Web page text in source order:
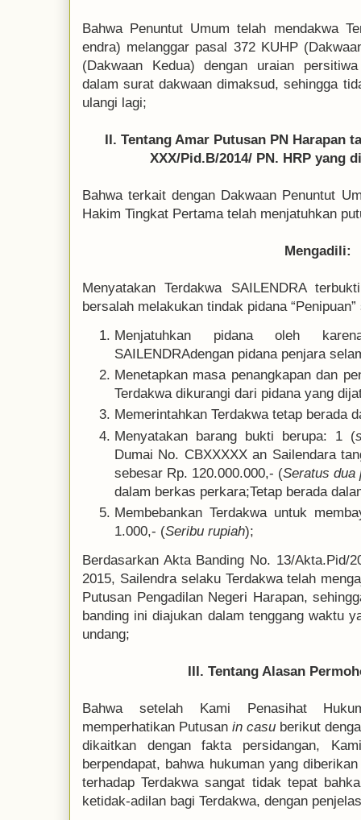
Bahwa Penuntut Umum telah mendakwa
endra) melanggar pasal 372 KUHP
(Dakwaan Kedua) dengan uraian
dalam surat dakwaan dimaksud, sehingga
ulangi lagi;
II. Tentang Amar Putusan PN Harapan
XXX/Pid.B/2014/ PN. HRP yang
Bahwa terkait dengan Dakwaan Penuntut
Hakim Tingkat Pertama telah menjatuhkan
Mengadili:
Menyatakan Terdakwa SAILENDRA
bersalah melakukan tindak pidana
Menjatuhkan pidana oleh
SAILENDRAdengan pidana penjara
Menetapkan masa penangkapan dan
Terdakwa dikurangi dari pidana yang
Memerintahkan Terdakwa tetap berada
Menyatakan barang bukti berupa: 1 (
Dumai No. CBXXXXX an Sailendara
sebesar Rp. 120.000.000,- (Seratus dua
dalam berkas perkara;Tetap berada
Membebankan Terdakwa untuk
1.000,- (Seribu rupiah);
Berdasarkan Akta Banding No. 13/Akta.Pid/
2015, Sailendra selaku Terdakwa telah
Putusan Pengadilan Negeri Harapan,
banding ini diajukan dalam tenggang waktu
undang;
III. Tentang Alasan
Bahwa setelah Kami Penasihat
memperhatikan Putusan in casu berikut
dikaitkan dengan fakta persidangan,
berpendapat, bahwa hukuman yang
terhadap Terdakwa sangat tidak tepat
ketidak-adilan bagi Terdakwa, dengan